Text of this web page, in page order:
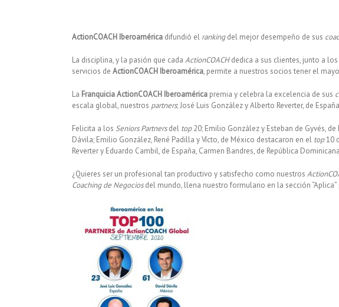
ActionCOACH Iberoamérica difundió el rankingdel mejor desempeño de sus
La disciplina, y la pasión que cada ActionCOACHdedica a sus clientes, junto a
servicios de ActionCOACH Iberoamérica, permite a nuestros socios tener el
La Franquicia ActionCOACH Iberoamérica premia y celebra la excelencia de sus
escala global, nuestros partners; José Luis González y Alberto Reverter, de
Felicita a los Seniors Partnersdel top20; Emilio González y Esteban de Gyvés, de
Dávila; Emilio González, René Padilla y Vícto, de México destacaron en el top10
Reverter y Eduardo Cambil, de España, Carmen Bandres, de República
¿Quieres ser un profesional tan productivo y satisfecho como nuestros
Coaching de Negociosdel mundo, llena nuestro formulario en la sección